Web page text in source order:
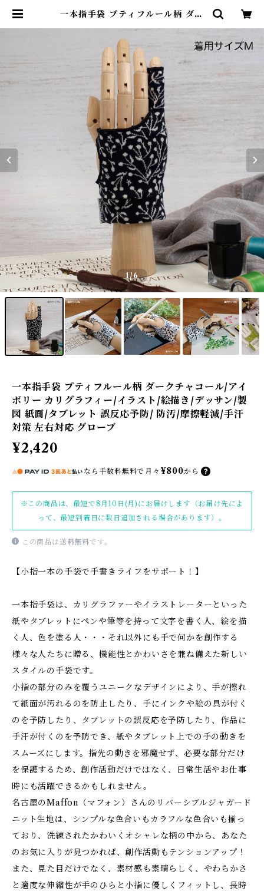
一本指手袋 プティフルール柄 ダー
フィー/イラスト/絵描き/デッサン/
製図 紙面/タブレット 誤反応予防/
防汚/摩擦軽減/手汗対策 左右対応
グローブ | 糸 hilo 色（イトイロイ
ロ）
1/6
一本指手袋 プティフルール柄 ダークチャコール/アイ
ボリー カリグラフィー/イラスト/絵描き/デッサン/製
図 紙面/タブレット 誤反応予防/ 防汚/摩擦軽減/手汗
対策 左右対応 グローブ
¥2,420
なら 手数料無料で 月々 ¥800から
※この商品は、最短で8月10日(月)にお届けします（お届け先によ
って、最短到着日に数日追加される場合があります）。
この商品は送料無料です。
【小指一本の手袋で手書きライフをサポート！】
一本指手袋は、カリグラファーやイラストレーターといった
紙やタブレットにペンや筆等を持って文字を書く人、絵を描
く人、色を塗る人・・・それ以外にも手で何かを創作する
様々な人たちに贈る、機能性とかわいさを兼ね備えた新しい
スタイルの手袋です。
小指の部分のみを覆うユニークなデザインにより、手が擦れ
て紙面が汚れるのを防止したり、手にインクや絵の具が付く
のを予防したり、タブレットの誤反応を予防したり、作品に
手汗が付くのを予防でき、紙やタブレット上での手の動きを
スムーズにします。指先の動きを邪魔せず、必要な部分だけ
を保護するため、創作活動だけではなく、日常生活やお仕事
時にも活躍できるかもしれません。
名古屋のMaffon（マフォン）さんのリバーシブルジャガード
ニット生地は、シンプルな色合いもカラフルな色合いも揃っ
ており、洗練されたかわいくオシャレな柄の中から、あなた
のお気に入りが見つかれば、創作活動もテンションアップ！
また、見た目だけでなく、素材感も素晴らしく、やわらかさ
と適度な伸縮性が手のひらと小指に優しくフィットし、長時